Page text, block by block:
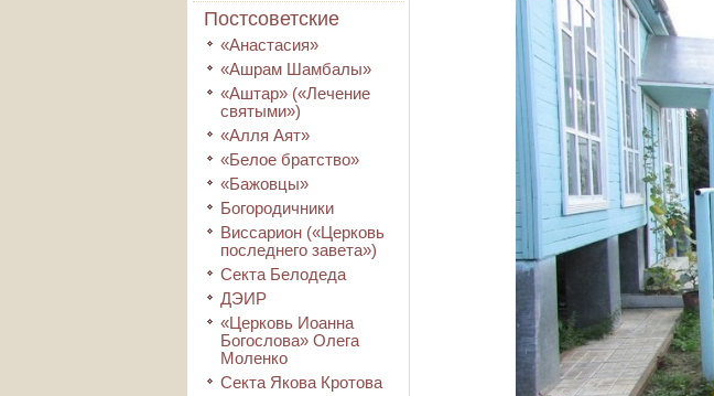
Постсоветские
«Анастасия»
«Ашрам Шамбалы»
«Аштар» («Лечение
святыми»)
«Алля Аят»
«Белое братство»
«Бажовцы»
Богородичники
Виссарион («Церковь
последнего завета»)
Секта Белодеда
ДЭИР
«Церковь Иоанна
Богослова» Олега
Моленко
Секта Якова Кротова